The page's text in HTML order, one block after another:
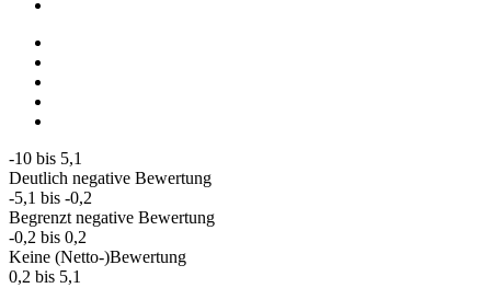
-10 bis 5,1
Deutlich negative Bewertung
-5,1 bis -0,2
Begrenzt negative Bewertung
-0,2 bis 0,2
Keine (Netto-)Bewertung
0,2 bis 5,1